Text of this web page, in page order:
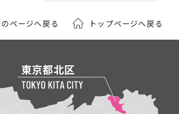
ページへ戻る トップページへ戻る